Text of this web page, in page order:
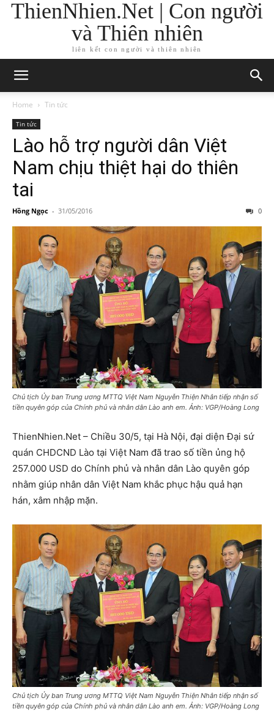
ThienNhien.Net | Con người
và Thiên nhiên
liên kết con người và thiên nhiên
Home Tin tức
Tin tức
Lào hỗ trợ người dân Việt
Nam chịu thiệt hại do thiên
tai
Hồng Ngọc - 31/05/2016 0
Chủ tịch Ủy ban Trung ương MTTQ Việt Nam Nguyễn Thiện Nhân tiếp nhận số
tiền quyên góp của Chính phủ và nhân dân Lào anh em. Ảnh: VGP/Hoàng Long
ThienNhien.Net – Chiều 30/5, tại Hà Nội, đại diện Đại sứ
quán CHDCND Lào tại Việt Nam đã trao số tiền ủng hộ
257.000 USD do Chính phủ và nhân dân Lào quyên góp
nhằm giúp nhân dân Việt Nam khắc phục hậu quả hạn
hán, xâm nhập mặn.
Chủ tịch Ủy ban Trung ương MTTQ Việt Nam Nguyễn Thiện Nhân tiếp nhận số
tiền quyên góp của Chính phủ và nhân dân Lào anh em. Ảnh: VGP/Hoàng Long